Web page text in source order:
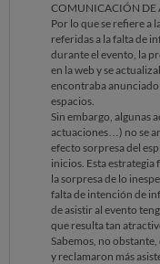
COMUNICACIÓN DE
Por lo que se refiere a
referidas a la falta de
durante el evento, la
en la web y se
encontraba
espacios.
Sin embargo, algunas
actuaciones…) no se
efecto sorpresa del
inicios. Esta
la sorpresa de lo
falta de intención de
de asistir al evento
que resulta tan
Sabemos, no
y reclamaron más